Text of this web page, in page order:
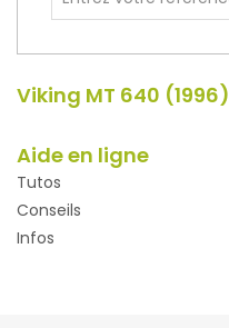
Viking MT 640 (1996)
Aide en ligne
Tutos
Conseils
Infos